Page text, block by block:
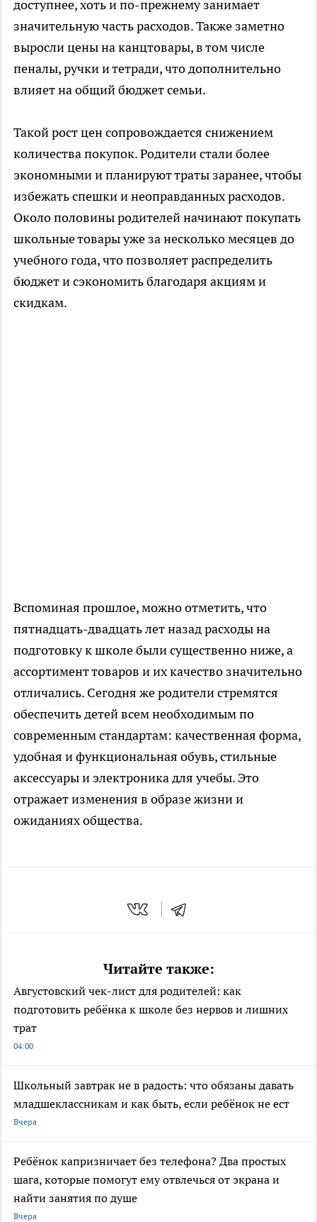
доступнее, хоть и по-прежнему занимает
значительную часть расходов. Также заметно
выросли цены на канцтовары, в том числе
пеналы, ручки и тетради, что дополнительно
влияет на общий бюджет семьи.
Такой рост цен сопровождается снижением
количества покупок. Родители стали более
экономными и планируют траты заранее, чтобы
избежать спешки и неоправданных расходов.
Около половины родителей начинают покупать
школьные товары уже за несколько месяцев до
учебного года, что позволяет распределить
бюджет и сэкономить благодаря акциям и
скидкам.
Вспоминая прошлое, можно отметить, что
пятнадцать-двадцать лет назад расходы на
подготовку к школе были существенно ниже, а
ассортимент товаров и их качество значительно
отличались. Сегодня же родители стремятся
обеспечить детей всем необходимым по
современным стандартам: качественная форма,
удобная и функциональная обувь, стильные
аксессуары и электроника для учебы. Это
отражает изменения в образе жизни и
ожиданиях общества.
Читайте также:
Августовский чек-лист для родителей: как
подготовить ребёнка к школе без нервов и лишних
трат
04:00
Школьный завтрак не в радость: что обязаны давать
младшеклассникам и как быть, если ребёнок не ест
Вчера
Ребёнок капризничает без телефона? Два простых
шага, которые помогут ему отвлечься от экрана и
найти занятия по душе
Вчера